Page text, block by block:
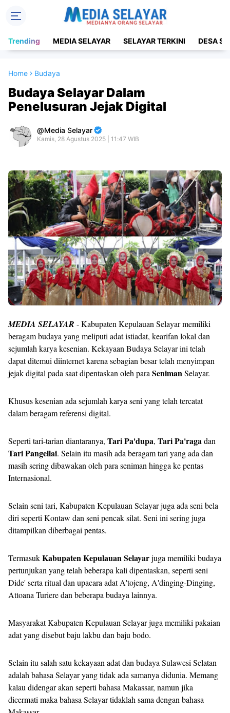
Trending MEDIA SELAYAR SELAYAR TERKINI DESA
Home Budaya
Budaya Selayar Dalam
Penelusuran Jejak Digital
Media Selayar
Kamis, 28 Agustus 2025 | 11:47 WIB
MEDIA SELAYAR - Kabupaten Kepulauan Selayar memiliki
beragam budaya yang meliputi adat istiadat, kearifan lokal dan
sejumlah karya kesenian. Kekayaan Budaya Selayar ini telah
dapat ditemui diinternet karena sebagian besar telah menyimpan
jejak digital pada saat dipentaskan oleh para SenimanSelayar.
Khusus kesenian ada sejumlah karya seni yang telah tercatat
dalam beragam referensi digital.
Seperti tari-tarian diantaranya, Tari Pa'dupa, Tari Pa'ragadan
Tari Pangellai. Selain itu masih ada beragam tari yang ada dan
masih sering dibawakan oleh para seniman hingga ke pentas
Internasional.
Selain seni tari, Kabupaten Kepulauan Selayar juga ada seni bela
diri seperti Kontaw dan seni pencak silat. Seni ini sering juga
ditampilkan diberbagai pentas.
TermasukKabupaten Kepulauan Selayarjuga memiliki budaya
pertunjukan yang telah beberapa kali dipentaskan, seperti seni
Dide' serta ritual dan upacara adat A'tojeng, A'dinging-Dinging,
Attoana Turiere dan beberapa budaya lainnya.
Masyarakat Kabupaten Kepulauan Selayar juga memiliki pakaian
adat yang disebut baju lakbu dan baju bodo.
Selain itu salah satu kekayaan adat dan budaya Sulawesi Selatan
adalah bahasa Selayar yang tidak ada samanya didunia. Memang
kalau didengar akan seperti bahasa Makassar, namun jika
dicermati maka bahasa Selayar tidaklah sama dengan bahasa